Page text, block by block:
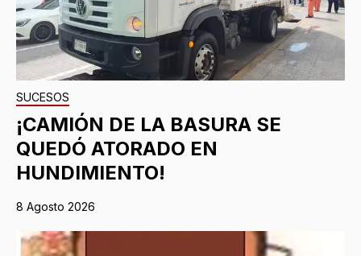
SUCESOS
¡CAMIÓN DE LA BASURA SE
QUEDÓ ATORADO EN
HUNDIMIENTO!
8 Agosto 2026